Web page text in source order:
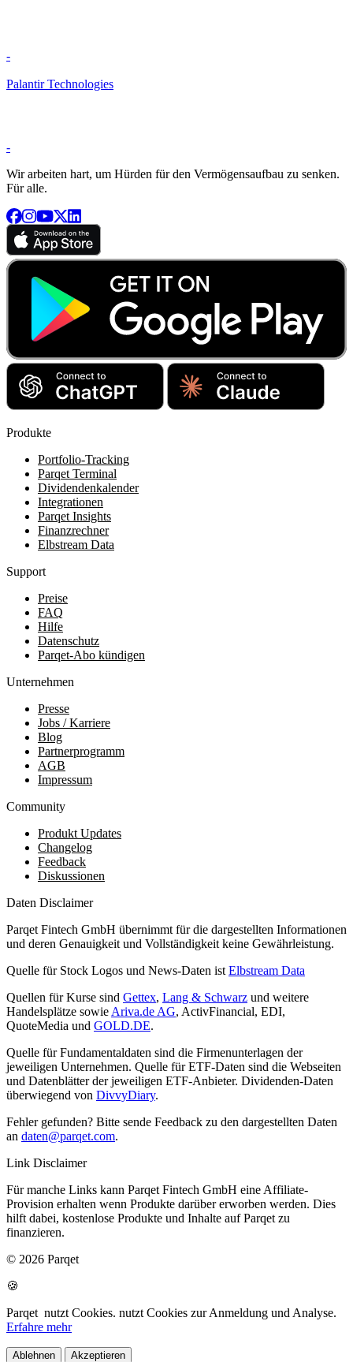
-
Palantir Technologies
-
Wir arbeiten hart, um Hürden für den Vermögensaufbau zu senken.
Für alle.
Produkte
Portfolio-Tracking
Parqet Terminal
Dividendenkalender
Integrationen
Parqet Insights
Finanzrechner
Elbstream Data
Support
Preise
FAQ
Hilfe
Datenschutz
Parqet-Abo kündigen
Unternehmen
Presse
Jobs / Karriere
Blog
Partnerprogramm
AGB
Impressum
Community
Produkt Updates
Changelog
Feedback
Diskussionen
Daten Disclaimer
Parqet Fintech GmbH übernimmt für die dargestellten Informationen
und deren Genauigkeit und Vollständigkeit keine Gewährleistung.
Quelle für Stock Logos und News-Daten ist Elbstream Data
Quellen für Kurse sind Gettex, Lang & Schwarz und weitere
Handelsplätze sowie Ariva.de AG, ActivFinancial, EDI,
QuoteMedia und GOLD.DE.
Quelle für Fundamentaldaten sind die Firmenunterlagen der
jeweiligen Unternehmen. Quelle für ETF-Daten sind die Webseiten
und Datenblätter der jeweiligen ETF-Anbieter. Dividenden-Daten
überwiegend von DivvyDiary.
Fehler gefunden? Bitte sende Feedback zu den dargestellten Daten
an daten@parqet.com.
Link Disclaimer
Für manche Links kann Parqet Fintech GmbH eine Affiliate-
Provision erhalten wenn Produkte darüber erworben werden. Dies
hilft dabei, kostenlose Produkte und Inhalte auf Parqet zu
finanzieren.
© 2026 Parqet
🍪
Parqet nutzt Cookies. nutzt Cookies zur Anmeldung und Analyse.
Erfahre mehr
Ablehnen Akzeptieren